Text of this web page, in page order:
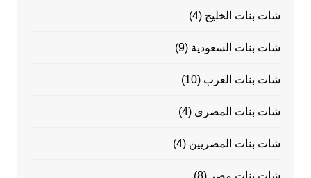
شات بنات الخليج (4)
شات بنات السعودية (9)
شات بنات العرب (10)
شات بنات المصرى (4)
شات بنات المصريين (4)
شات بنات مصر (8)